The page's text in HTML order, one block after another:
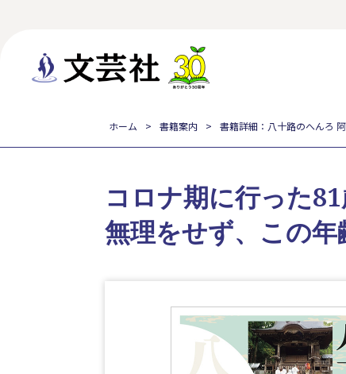
ホーム 書籍案内 書籍詳細：八十路のへんろ
コロナ期に行った81
無理をせず、この年